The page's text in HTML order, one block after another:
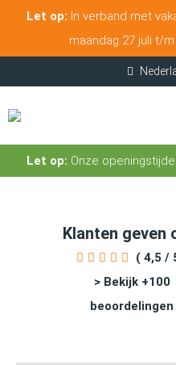
Let op: In verband met
maandag 27 juli t/
Let op: Onze
Klanten geven
( 4,5 /
> Bekijk +100
beoordelingen